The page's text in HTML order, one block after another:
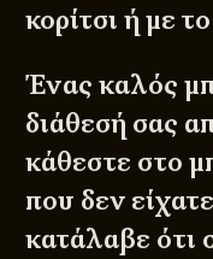
κορίτσι ή με
Ένας καλός
διάθεσή σας
κάθεστε στο
που δεν
κατάλαβε ότι